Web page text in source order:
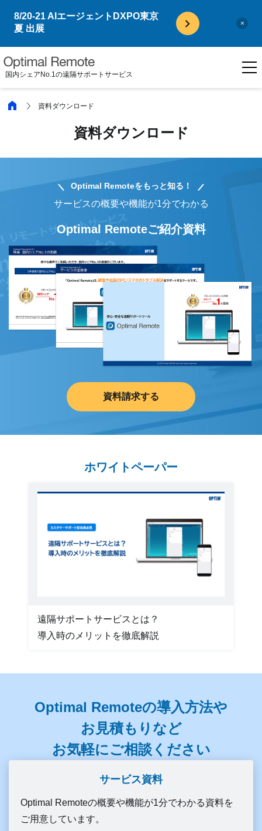
8/20-21 AIエージェントDXPO東京
夏 出展
×
国内シェアNo.1の遠隔サポートサービス
資料ダウンロード
資料ダウンロード
Optimal Remoteをもっと知る！
サービスの概要や機能が1分でわかる
Optimal Remoteご紹介資料
資料請求する
ホワイトペーパー
遠隔サポートサービスとは？
導入時のメリットを徹底解説
Optimal Remoteの導入方法や
お見積もりなど
お気軽にご相談ください
サービス資料
Optimal Remoteの概要や機能が1分でわかる資料を
ご用意しています。